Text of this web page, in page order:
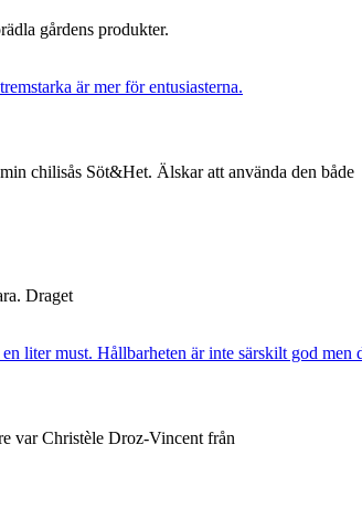
gårdens produkter.
chilisås Söt&Het. Älskar att använda den både
Draget
var Christèle Droz-Vincent från